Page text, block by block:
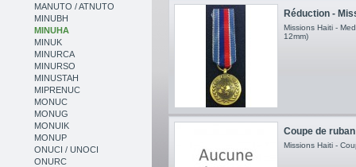
MANUTO / ATNUTO
MINUBH
MINUHA
MINUK
MINURCA
MINURSO
MINUSTAH
MIPRENUC
MONUC
MONUG
MONUIK
MONUP
ONUCI / UNOCI
ONURC
Réduction -
Missions Haiti -
12mm)
Coupe de
Missions Haiti -